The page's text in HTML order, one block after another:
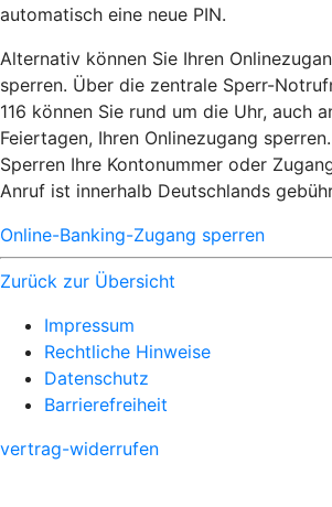
automatisch eine neue PIN.
Alternativ können Sie Ihren
sperren. Über die zentrale Sperr-
116 können Sie rund um die Uhr, auch
Feiertagen, Ihren Onlinezugang
Sperren Ihre Kontonummer oder
Anruf ist innerhalb Deutschlands
Online-Banking-Zugang sperren
Zurück zur Übersicht
Impressum
Rechtliche Hinweise
Datenschutz
Barrierefreiheit
vertrag-widerrufen